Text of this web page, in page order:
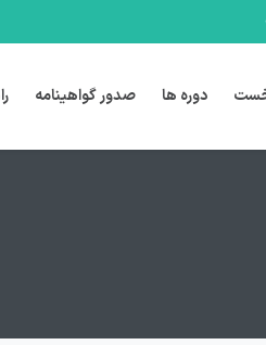
دوره ها صدور گواهینامه